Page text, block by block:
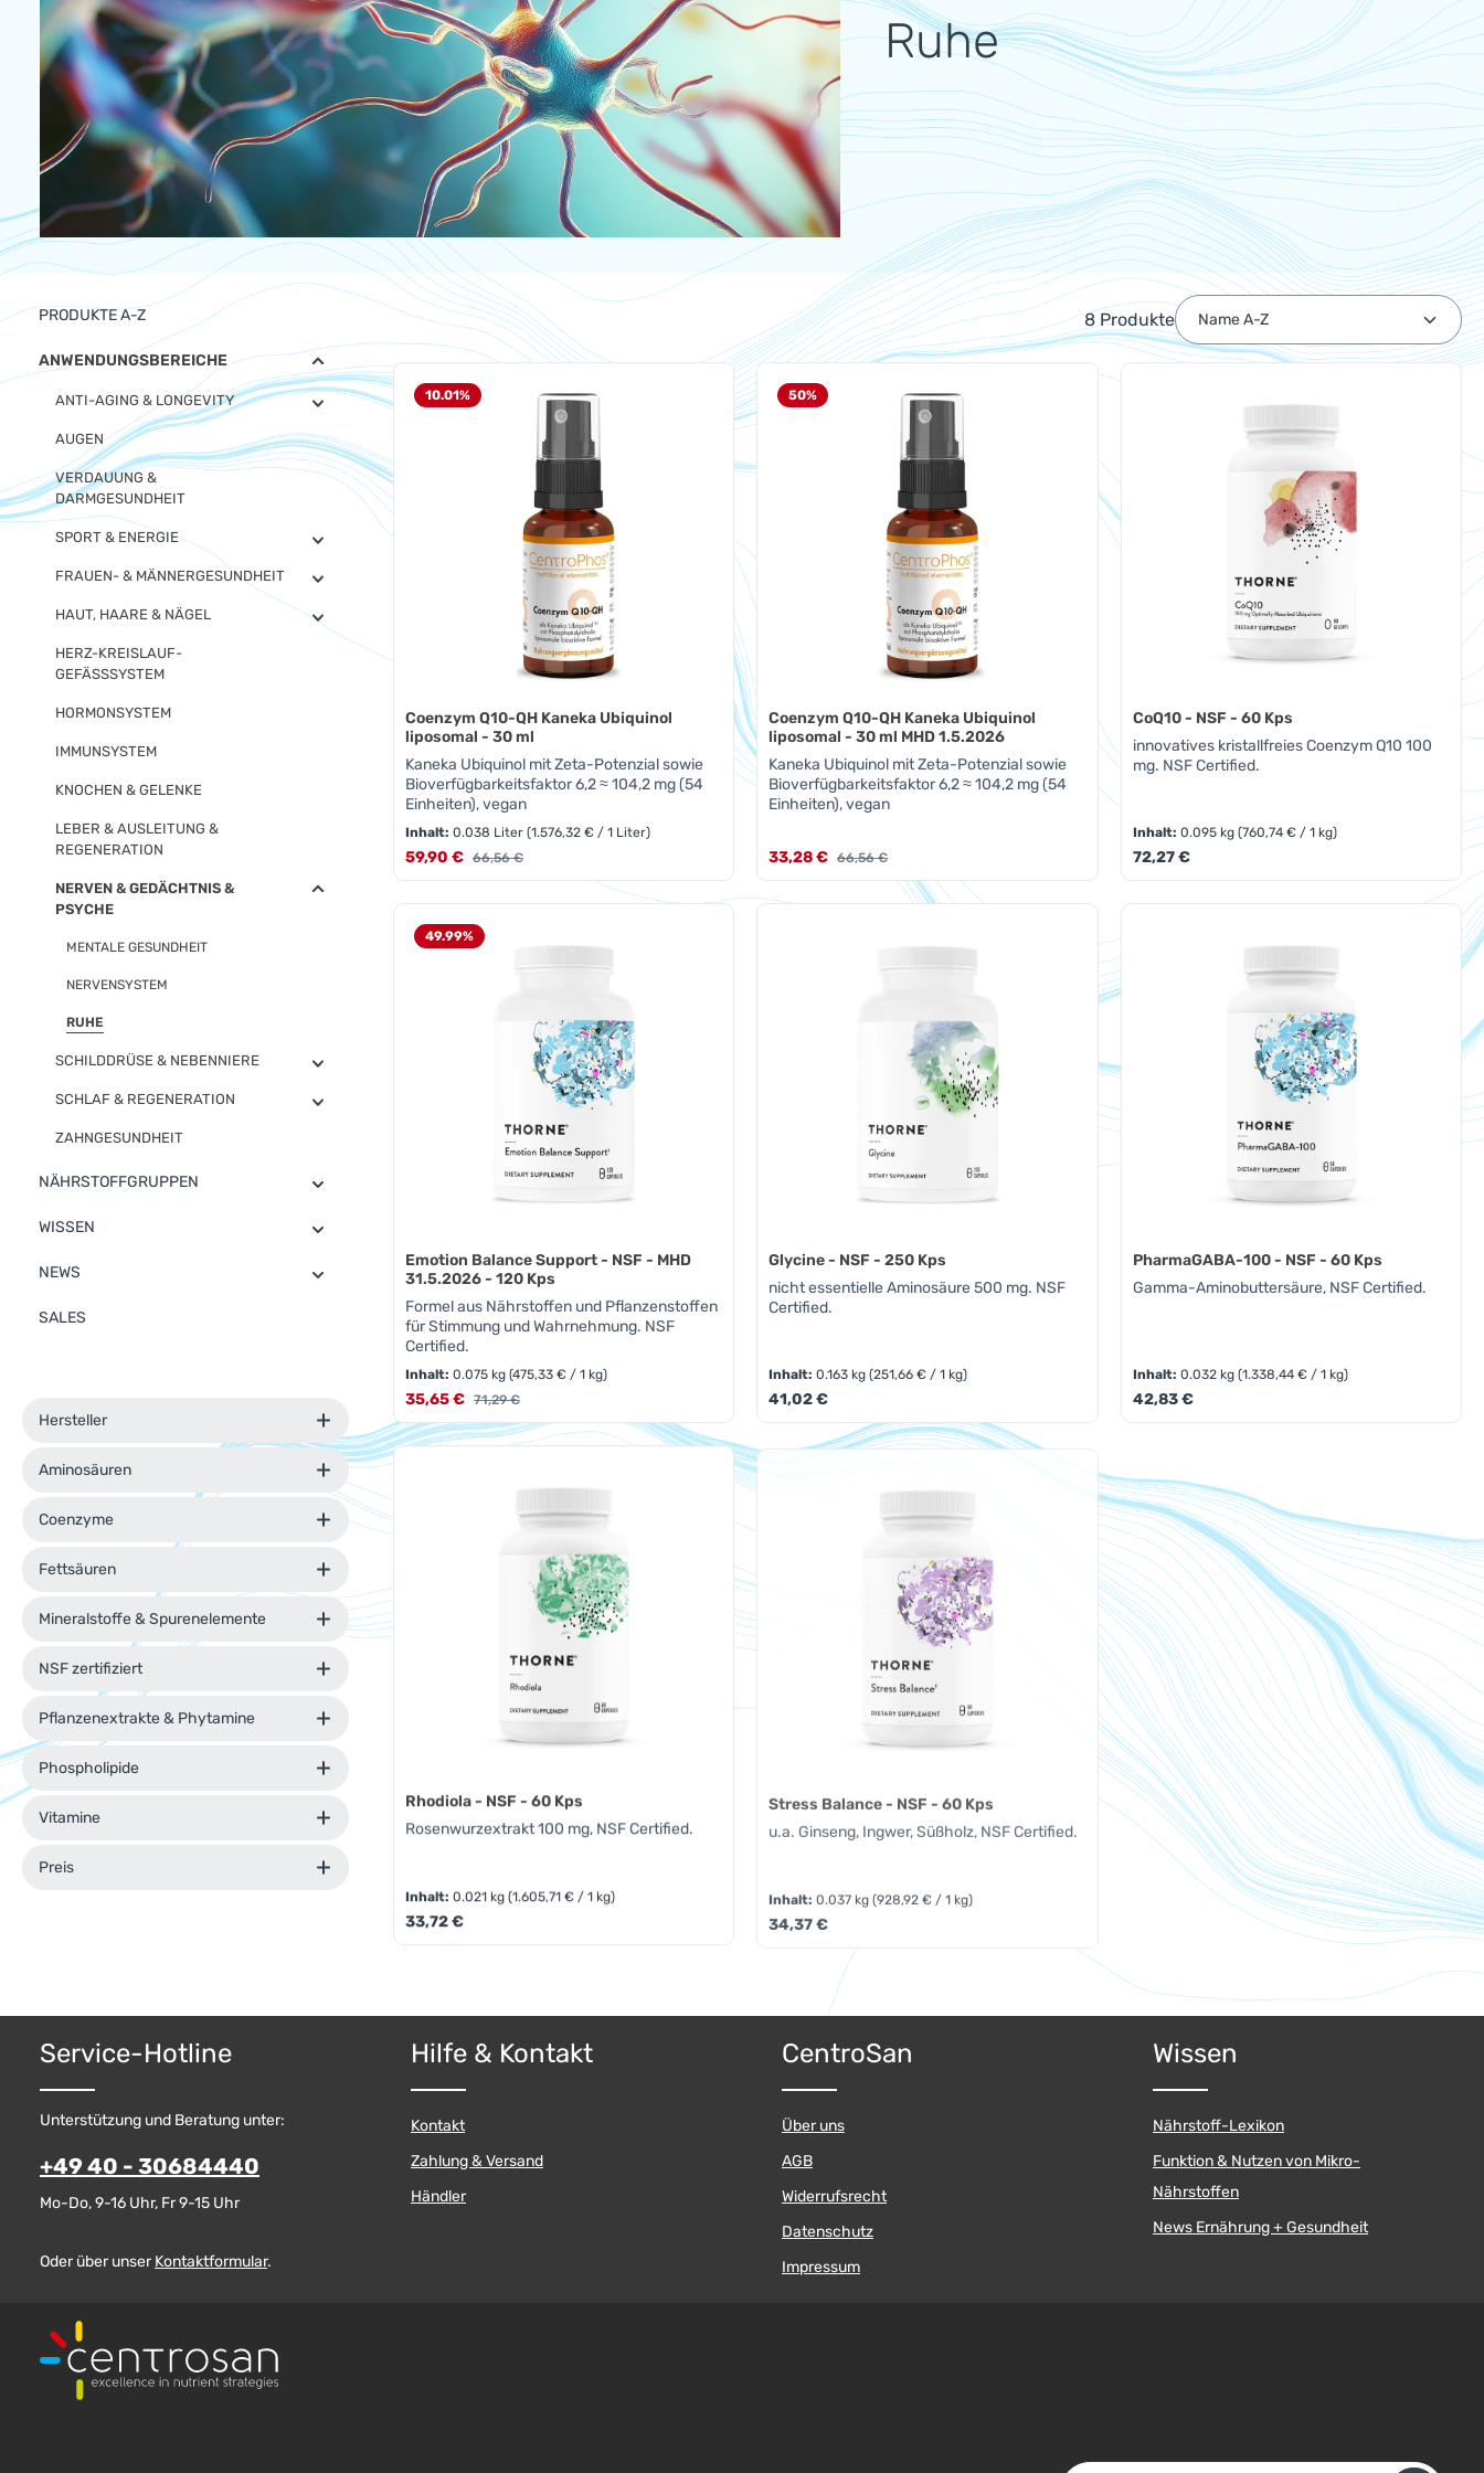
Ruhe
PRODUKTE A-Z
ANWENDUNGSBEREICHE
ANTI-AGING & LONGEVITY
AUGEN
VERDAUUNG &
DARMGESUNDHEIT
SPORT & ENERGIE
FRAUEN- & MÄNNERGESUNDHEIT
HAUT, HAARE & NÄGEL
HERZ-KREISLAUF-
GEFÄSSSYSTEM
HORMONSYSTEM
IMMUNSYSTEM
KNOCHEN & GELENKE
LEBER & AUSLEITUNG &
REGENERATION
NERVEN & GEDÄCHTNIS &
PSYCHE
MENTALE GESUNDHEIT
NERVENSYSTEM
RUHE
SCHILDDRÜSE & NEBENNIERE
SCHLAF & REGENERATION
ZAHNGESUNDHEIT
NÄHRSTOFFGRUPPEN
WISSEN
NEWS
SALES
Hersteller
Aminosäuren
Coenzyme
Fettsäuren
Mineralstoffe & Spurenelemente
NSF zertifiziert
Pflanzenextrakte & Phytamine
Phospholipide
Vitamine
Preis
8 Produkte
10.01%
Coenzym Q10-QH Kaneka Ubiquinol
liposomal - 30 ml
Kaneka Ubiquinol mit Zeta-Potenzial sowie
Bioverfügbarkeitsfaktor 6,2 ≈ 104,2 mg (54
Einheiten), vegan
Inhalt:0.038 Liter(1.576,32 € / 1 Liter)
Verkaufspreis:
59,90 € Regulärer Preis:
66,56 €
Produkt Anzahl: Gib den gewünschten Wert ein oder benutze die Schaltflächen um die
50%
Coenzym Q10-QH Kaneka Ubiquinol
liposomal - 30 ml MHD 1.5.2026
Kaneka Ubiquinol mit Zeta-Potenzial sowie
Bioverfügbarkeitsfaktor 6,2 ≈ 104,2 mg (54
Einheiten), vegan
Verkaufspreis:
33,28 € Regulärer Preis:
66,56 €
Produkt Anzahl: Gib den gewünschten Wert ein oder
CoQ10 - NSF - 60 Kps
innovatives kristallfreies Coenzym Q10 100
mg. NSF Certified.
Inhalt: 0.095 kg (760,74 € / 1 kg)
Regulärer Preis:
72,27 €
Produkt Anzahl: Gib den
49.99%
Emotion Balance Support - NSF - MHD
31.5.2026 - 120 Kps
Formel aus Nährstoffen und Pflanzenstoffen
für Stimmung und Wahrnehmung. NSF
Certified.
Inhalt:0.075 kg(475,33 € / 1 kg)
Verkaufspreis:
35,65 € Regulärer Preis:
71,29 €
Produkt Anzahl: Gib den gewünschten Wert ein oder benutze die Schaltflächen um die
Glycine - NSF - 250 Kps
nicht essentielle Aminosäure 500 mg. NSF
Certified.
Inhalt:0.163 kg(251,66 € / 1 kg)
Regulärer Preis:
41,02 €
PharmaGABA-100 - NSF - 60 Kps
Gamma-Aminobuttersäure, NSF Certified.
Inhalt: 0.032 kg (1.338,44 € / 1 kg)
Regulärer Preis:
42,83 €
Rhodiola - NSF - 60 Kps
Rosenwurzextrakt 100 mg, NSF Certified.
Inhalt:0.021 kg(1.605,71 € / 1 kg)
Regulärer Preis:
33,72 €
Produkt Anzahl: Gib den gewünschten Wert ein oder benutze die Schaltflächen um die
Stress Balance - NSF - 60 Kps
u.a. Ginseng, Ingwer, Süßholz, NSF Certified.
Inhalt:0.037 kg(928,92 € / 1 kg)
Regulärer Preis:
34,37 €
Produkt Anzahl: Gib den gewünschten Wert ein oder
Service-Hotline
Unterstützung und Beratung unter:
+49 40 - 30684440
Mo-Do, 9-16 Uhr, Fr 9-15 Uhr
Oder über unserKontaktformular.
Hilfe & Kontakt
Kontakt
Zahlung & Versand
Händler
CentroSan
Über uns
AGB
Widerrufsrecht
Datenschutz
Impressum
Wissen
Nährstoff-Lexikon
Funktion & Nutzen von Mikro-
Nährstoffen
News Ernährung + Gesundheit